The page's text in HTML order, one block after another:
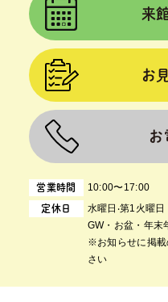
営業時間 10:00〜17:00
定休日
⽔曜⽇‧第1⽕曜
GW・お盆・年末
※お知らせに掲載
さい
来
お
お